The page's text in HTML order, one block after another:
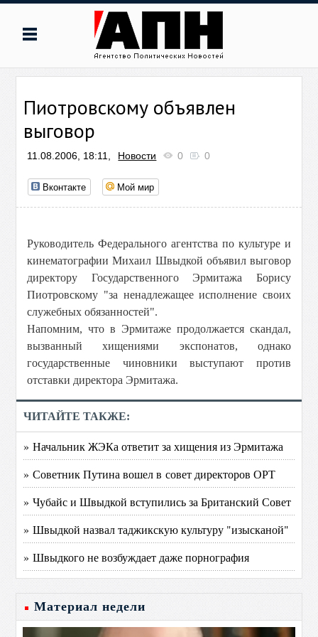
Пиотровскому объявлен
выговор
11.08.2006, 18:11, Новости 0 0
Вконтакте Мой мир
Руководитель Федерального агентства по культуре и
кинематографии Михаил Швыдкой объявил выговор
директору Государственного Эрмитажа Борису
Пиотровскому "за ненадлежащее исполнение своих
служебных обязанностей".
Напомним, что в Эрмитаже продолжается скандал,
вызванный хищениями экспонатов, однако
государственные чиновники выступают против
отставки директора Эрмитажа.
ЧИТАЙТЕ ТАКЖЕ:
» Начальник ЖЭКа ответит за хищения из Эрмитажа
» Советник Путина вошел в совет директоров ОРТ
» Чубайс и Швыдкой вступились за Британский Совет
» Швыдкой назвал таджикскую культуру "изысканой"
» Швыдкого не возбуждает даже порнография
Материал недели